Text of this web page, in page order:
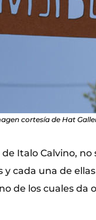
cortesía de Hat
de Italo Calvino,
y cada una de
de los cuales da